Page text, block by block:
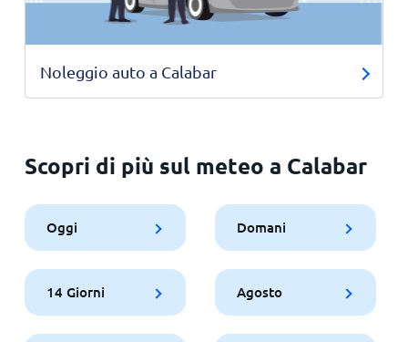
Noleggio auto a Calabar
Scopri di più sul meteo a Calabar
Oggi Domani
14 Giorni Agosto